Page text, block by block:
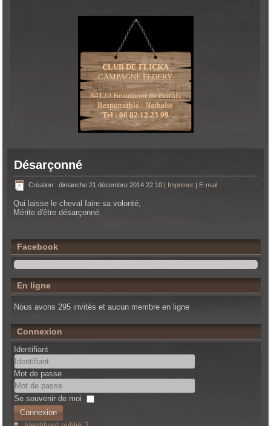
CLUB DE FLICKA
CAMPAGNE FEDERY
84120 Beaumont de Pertuis
Responsable : Nathalie
Tel : 06 82 12 23 99
Désarçonné
Création : dimanche 21 décembre 2014 22:10 | Imprimer | E-mail
Qui laisse le cheval faire sa volonté,
Mérite d'être désarçonné.
Facebook
En ligne
Nous avons 295 invités et aucun membre en ligne
Connexion
Identifiant
Mot de passe
Se souvenir de moi
Connexion